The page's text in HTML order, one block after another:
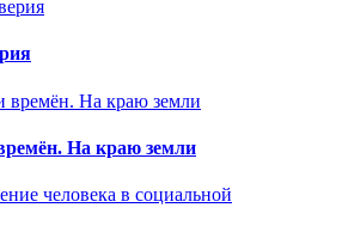
На краю земли